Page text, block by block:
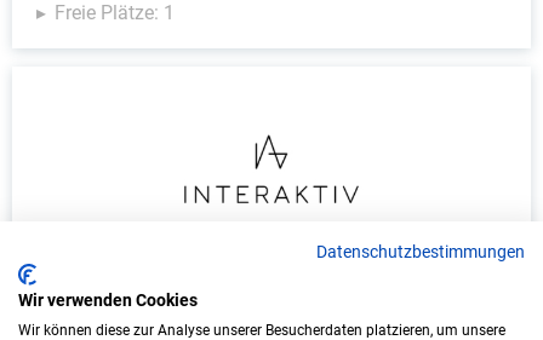
Freie Plätze: 1
Duales Studium Informatik (B.Sc.) am
virtuellen Campus - Interaktiv GmbH
Datenschutzbestimmungen
Wir verwenden Cookies
Wir können diese zur Analyse unserer Besucherdaten platzieren, um unsere